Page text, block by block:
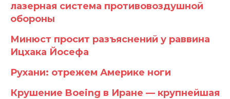
лазерная система противовоздушной
обороны
Минюст просит разъяснений у раввина
Ицхака Йосефа
Рухани: отрежем Америке ноги
Крушение Boeing в Иране — крупнейшая